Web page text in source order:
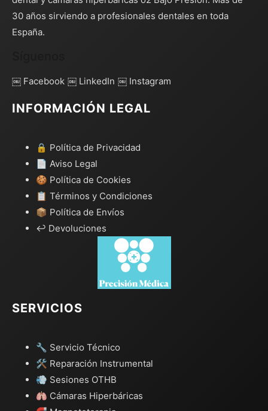
30 años sirviendo a profesionales dentales en toda
España.
￼ Facebook ￼ LinkedIn ￼ Instagram
INFORMACIÓN LEGAL
🔒 Política de Privacidad
📄 Aviso Legal
🍪 Política de Cookies
📋 Términos y Condiciones
📦 Política de Envíos
↩️ Devoluciones
SERVICIOS
🔧 Servicio Técnico
🛠️ Reparación Instrumental
💨 Sesiones OTHB
🫁 Cámaras Hiperbáricas